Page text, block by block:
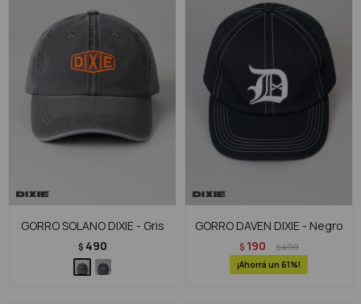
GORRO SOLANO DIXIE - Gris
$ 490
GORRO DAVEN DIXIE - Negro
$ 190 $490
61